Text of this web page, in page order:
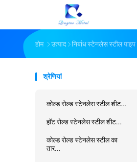
होम उत्पाद निर्बाध स्टेनलेस स्टील पाइप
श्रेणियां
कोल्ड रोल्ड स्टेनलेस स्टील शीट...
हॉट रोल्ड स्टेनलेस स्टील शीट...
कोल्ड रोल्ड स्टेनलेस स्टील का
तार...